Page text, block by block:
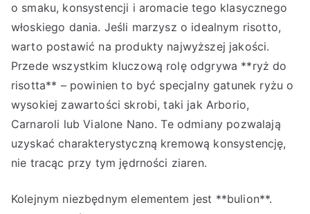
o smaku, konsystencji i aromacie tego klasycznego
włoskiego dania. Jeśli marzysz o idealnym risotto,
warto postawić na produkty najwyższej jakości.
Przede wszystkim kluczową rolę odgrywa **ryż do
risotta** – powinien to być specjalny gatunek ryżu o
wysokiej zawartości skrobi, taki jak Arborio,
Carnaroli lub Vialone Nano. Te odmiany pozwalają
uzyskać charakterystyczną kremową konsystencję,
nie tracąc przy tym jędrności ziaren.
Kolejnym niezbędnym elementem jest **bulion**.